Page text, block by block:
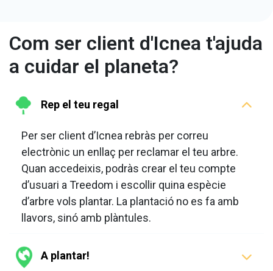
Com ser client d'Icnea t'ajuda
a cuidar el planeta?
Rep el teu regal
Per ser client d’Icnea rebràs per correu
electrònic un enllaç per reclamar el teu arbre.
Quan accedeixis, podràs crear el teu compte
d’usuari a Treedom i escollir quina espècie
d’arbre vols plantar. La plantació no es fa amb
llavors, sinó amb plàntules.
A plantar!